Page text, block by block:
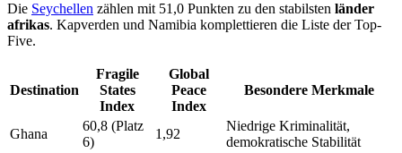
Die Seychellen zählen mit 51,0 Punkten zu den stabilsten länder
afrikas. Kapverden und Namibia komplettieren die Liste der Top-
Five.
Destination
Fragile
States
Index
Global
Peace
Index
Besondere Merkmale
Ghana
60,8 (Platz
6)
1,92
Niedrige Kriminalität,
demokratische Stabilität